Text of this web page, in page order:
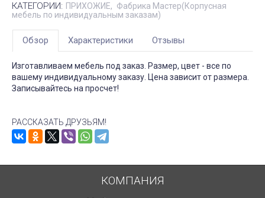
КАТЕГОРИИ: ПРИХОЖИЕ
Фабрика Мастер(Корпусная
мебель по индивидуальным заказам)
Обзор Характеристики Отзывы
Изготавливаем мебель под заказ. Размер, цвет - все по
вашему индивидуальному заказу. Цена зависит от размера.
Записывайтесь на просчет!
РАССКАЗАТЬ ДРУЗЬЯМ!
КОМПАНИЯ